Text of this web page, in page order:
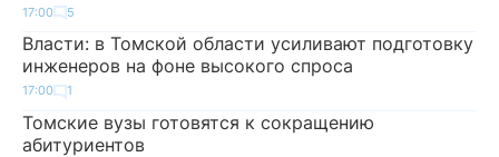
17:00 5
Власти: в Томской области усиливают подготовку
инженеров на фоне высокого спроса
17:00 1
Томские вузы готовятся к сокращению
абитуриентов